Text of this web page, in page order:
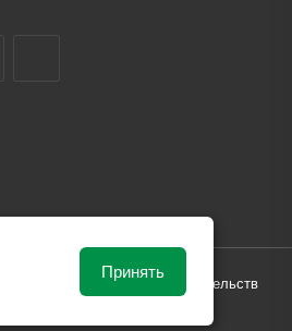
и не влекут за собой обязательств
Принять